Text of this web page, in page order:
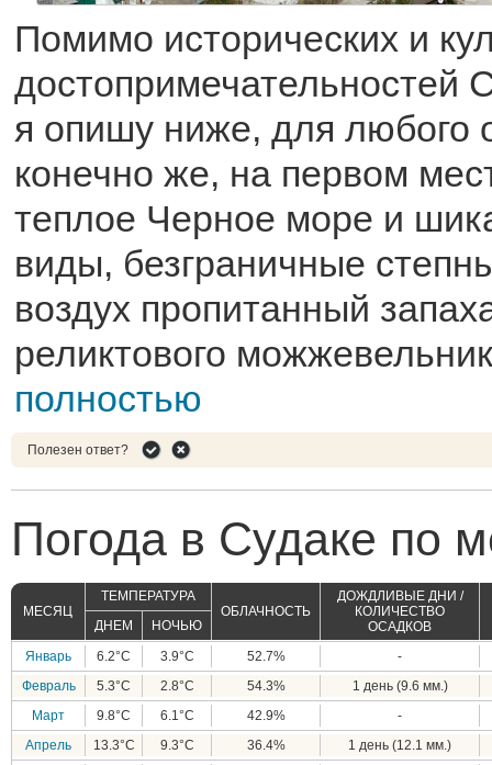
Помимо исторических и
достопримечательностей
я опишу ниже, для любого
конечно же, на первом
теплое Черное море и
виды, безграничные
воздух пропитанный
реликтового
полностью
Полезен ответ?
Погода в Судаке по
МЕСЯЦ
ТЕМПЕРАТУРА
ОБЛАЧНОСТЬ
ДОЖДЛИВЫЕ ДНИ /
КОЛИЧЕСТВО
ОСАДКОВ
ДНЕМ
НОЧЬЮ
Январь
6.2°C 3.9°C 52.7%
-
Февраль
5.3°C 2.8°C 54.3%
1 день (9.6 мм.)
Март
9.8°C 6.1°C 42.9%
-
Апрель
13.3°C 9.3°C 36.4%
1 день (12.1 мм.)